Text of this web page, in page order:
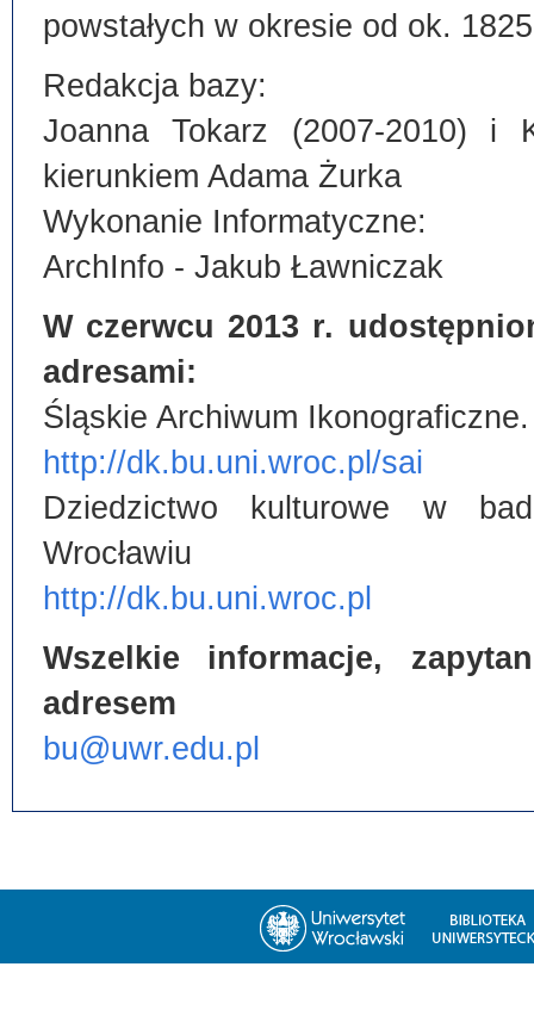
powstałych w okresie od ok.
Redakcja bazy:
Joanna Tokarz (2007-2010) i
kierunkiem Adama Żurka
Wykonanie Informatyczne:
ArchInfo - Jakub Ławniczak
W czerwcu 2013 r.
adresami:
Śląskie Archiwum Ikonograficzne.
http://dk.bu.uni.wroc.pl/sai
Dziedzictwo kulturowe w
Wrocławiu
http://dk.bu.uni.wroc.pl
Wszelkie informacje,
adresem
bu@uwr.edu.pl